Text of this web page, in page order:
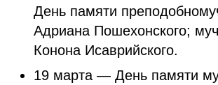
День памяти
Адриана Пошехонского;
Конона Исаврийского.
19 марта — День памяти